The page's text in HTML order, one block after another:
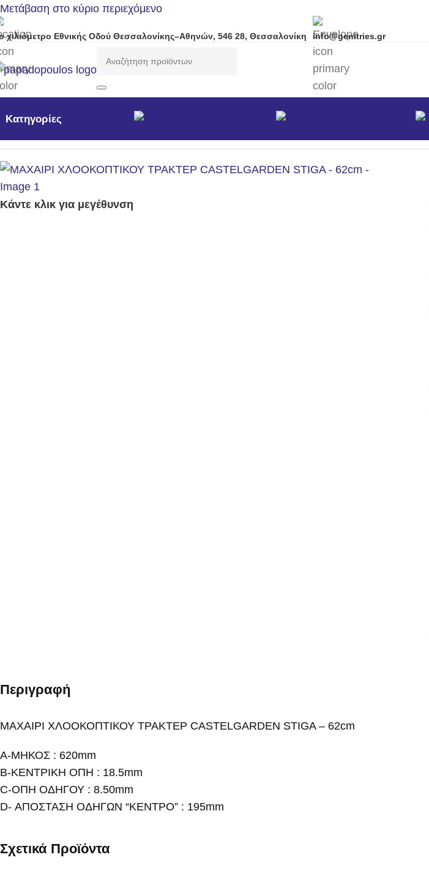
Μετάβαση στο κύριο περιεχόμενο
χιλιόμετρο Εθνικής Οδού Θεσσαλονίκης–Αθηνών, 546 28, Θεσσαλονίκη info@genitries.gr
Κατηγορίες
Κάντε κλικ για μεγέθυνση
Περιγραφή
ΜΑΧΑΙΡΙ ΧΛΟΟΚΟΠΤΙΚΟΥ ΤΡΑΚΤΕΡ CASTELGARDEN STIGA – 62cm
Α-ΜΗΚΟΣ : 620mm
Β-ΚΕΝΤΡΙΚΗ ΟΠΗ : 18.5mm
C-ΟΠΗ ΟΔΗΓΟΥ : 8.50mm
D- ΑΠΟΣΤΑΣΗ ΟΔΗΓΩΝ “ΚΕΝΤΡΟ” : 195mm
Σχετικά Προϊόντα